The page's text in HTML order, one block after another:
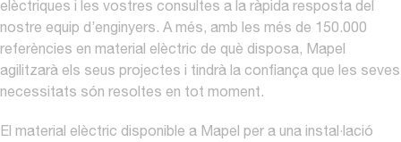
elèctriques i les vostres consultes a la ràpida resposta del
nostre equip d’enginyers. A més, amb les més de 150.000
referències en material elèctric de què disposa, Mapel
agilitzarà els seus projectes i tindrà la confiança que les seves
necessitats són resoltes en tot moment.
El material elèctric disponible a Mapel per a una instal·lació